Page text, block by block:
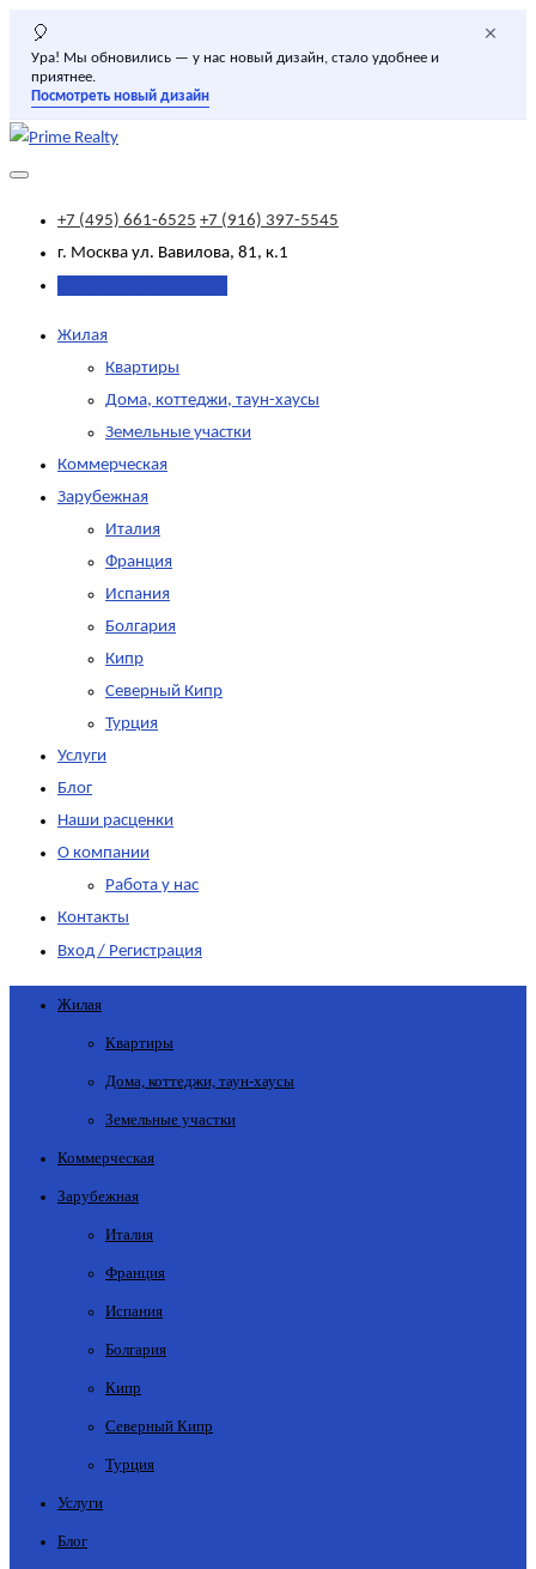
🎈
Ура! Мы обновились — у нас новый дизайн, стало удобнее и
приятнее.
Посмотреть новый дизайн
×
+7 (495) 661-6525 +7 (916) 397-5545
г. Москва ул. Вавилова, 81, к.1
Жилая
Квартиры
Дома, коттеджи, таун-хаусы
Земельные участки
Коммерческая
Зарубежная
Италия
Франция
Испания
Болгария
Кипр
Северный Кипр
Турция
Услуги
Блог
Наши расценки
О компании
Работа у нас
Контакты
Вход / Регистрация
Жилая
Квартиры
Дома, коттеджи, таун-хаусы
Земельные участки
Коммерческая
Зарубежная
Италия
Франция
Испания
Болгария
Кипр
Северный Кипр
Турция
Услуги
Блог